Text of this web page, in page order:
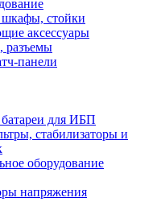
стойки
аксессуары
разъемы
панели
для ИБП
стабилизаторы и
оборудование
напряжения